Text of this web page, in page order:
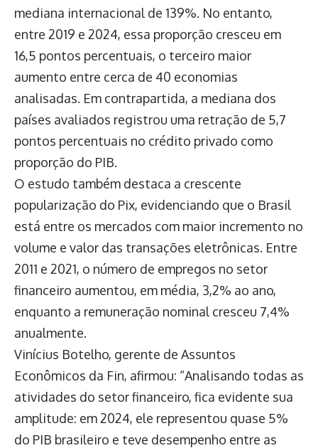
mediana internacional de 139%. No entanto,
entre 2019 e 2024, essa proporção cresceu em
16,5 pontos percentuais, o terceiro maior
aumento entre cerca de 40 economias
analisadas. Em contrapartida, a mediana dos
países avaliados registrou uma retração de 5,7
pontos percentuais no crédito privado como
proporção do PIB.
O estudo também destaca a crescente
popularização do Pix, evidenciando que o Brasil
está entre os mercados com maior incremento no
volume e valor das transações eletrônicas. Entre
2011 e 2021, o número de empregos no setor
financeiro aumentou, em média, 3,2% ao ano,
enquanto a remuneração nominal cresceu 7,4%
anualmente.
Vinícius Botelho, gerente de Assuntos
Econômicos da Fin, afirmou: “Analisando todas as
atividades do setor financeiro, fica evidente sua
amplitude: em 2024, ele representou quase 5%
do PIB brasileiro e teve desempenho entre as